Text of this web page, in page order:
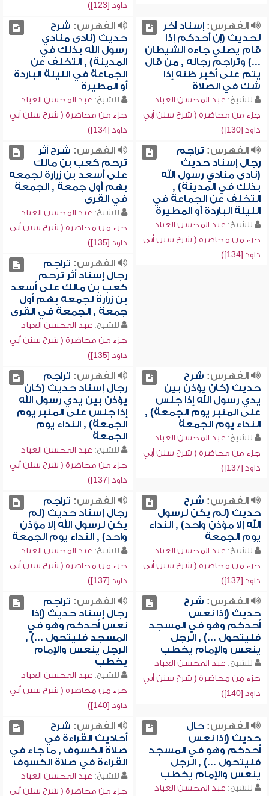
داود [123])
الفهرس:إسناد آخر
لحديث (إن أحدكم إذا
قام يصلي جاءه الشيطان
...) وتراجم رجاله , من قال
يتم على أكبر ظنه إذا
شك في الصلاة
للشيخ: عبد المحسن العباد
جزء من محاضرة ( شرح سنن أبي
داود [130])
الفهرس: شرح
حديث (نادى منادي
رسول الله بذلك في
المدينة) , التخلف عن
الجماعة في الليلة الباردة
أو المطيرة
للشيخ: عبد المحسن العباد
جزء من محاضرة ( شرح سنن أبي
داود [134])
الفهرس: تراجم
رجال إسناد حديث
(نادى منادي رسول الله
بذلك في المدينة) ,
التخلف عن الجماعة في
الليلة الباردة أو المطيرة
للشيخ: عبد المحسن العباد
جزء من محاضرة ( شرح سنن أبي
داود [134])
الفهرس: شرح أثر
ترحم كعب بن مالك
على أسعد بن زرارة لجمعه
بهم أول جمعة , الجمعة
في القرى
للشيخ: عبد المحسن العباد
جزء من محاضرة ( شرح سنن أبي
داود [135])
الفهرس: تراجم
رجال إسناد أثر ترحم
كعب بن مالك على أسعد
بن زرارة لجمعه بهم أول
جمعة , الجمعة في القرى
للشيخ: عبد المحسن العباد
جزء من محاضرة ( شرح سنن أبي
داود [135])
الفهرس: شرح
حديث (كان يؤذن بين
يدي رسول الله إذا جلس
على المنبر يوم الجمعة) ,
النداء يوم الجمعة
للشيخ: عبد المحسن العباد
جزء من محاضرة ( شرح سنن أبي
داود [137])
الفهرس: تراجم
رجال إسناد حديث (كان
يؤذن بين يدي رسول الله
إذا جلس على المنبر يوم
الجمعة) , النداء يوم
الجمعة
للشيخ: عبد المحسن العباد
جزء من محاضرة ( شرح سنن أبي
داود [137])
الفهرس: شرح
حديث (لم يكن لرسول
الله إلا مؤذن واحد) , النداء
يوم الجمعة
للشيخ: عبد المحسن العباد
جزء من محاضرة ( شرح سنن أبي
داود [137])
الفهرس: تراجم
رجال إسناد حديث (لم
يكن لرسول الله إلا مؤذن
واحد) , النداء يوم الجمعة
للشيخ: عبد المحسن العباد
جزء من محاضرة ( شرح سنن أبي
داود [137])
الفهرس: شرح
حديث (إذا نعس
أحدكم وهو في المسجد
فليتحول ...) , الرجل
ينعس والإمام يخطب
للشيخ: عبد المحسن العباد
جزء من محاضرة ( شرح سنن أبي
داود [140])
الفهرس: تراجم
رجال إسناد حديث (إذا
نعس أحدكم وهو في
المسجد فليتحول ...) ,
الرجل ينعس والإمام
يخطب
للشيخ: عبد المحسن العباد
جزء من محاضرة ( شرح سنن أبي
داود [140])
الفهرس:حال
حديث (إذا نعس
أحدكم وهو في المسجد
فليتحول ...) , الرجل
ينعس والإمام يخطب
للشيخ: عبد المحسن العباد
الفهرس: شرح
أحاديث القراءة في
صلاة الكسوف , ما جاء في
القراءة في صلاة الكسوف
للشيخ: عبد المحسن العباد
جزء من محاضرة ( شرح سنن أبي